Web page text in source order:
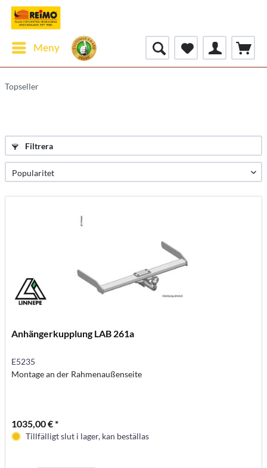
Meny
Topseller
Filtrera
Anhängerkupplung LAB 261a
E5235
Montage an der Rahmenaußenseite
1035,00 € *
Tillfälligt slut i lager, kan beställas